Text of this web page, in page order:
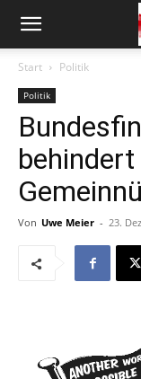
Start Politik
Politik
Von Uwe Meier - 23.